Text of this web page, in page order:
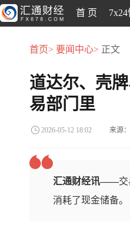
首 页
首页> 要闻中心> 正文
道达尔、壳
易部门里
2026-05-12 18:02 来源
汇通财经讯——
消耗了现金储备。